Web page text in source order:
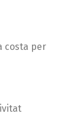
costa per